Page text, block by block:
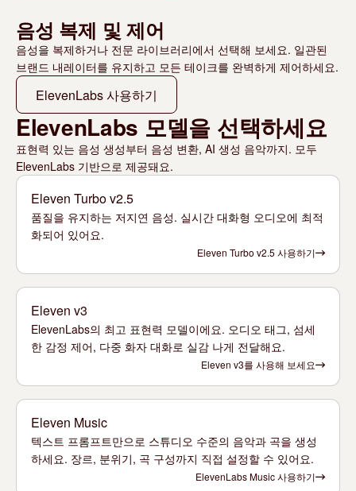
음성 복제 및 제어
음성을 복제하거나 전문 라이브러리에서 선택해 보세요. 일관된
브랜드 내레이터를 유지하고 모든 테이크를 완벽하게 제어하세요.
ElevenLabs 사용하기
ElevenLabs 모델을 선택하세요
표현력 있는 음성 생성부터 음성 변환, AI 생성 음악까지. 모두
ElevenLabs 기반으로 제공돼요.
Eleven Turbo v2.5
품질을 유지하는 저지연 음성. 실시간 대화형 오디오에 최적
화되어 있어요.
Eleven Turbo v2.5 사용하기
Eleven v3
ElevenLabs의 최고 표현력 모델이에요. 오디오 태그, 섬세
한 감정 제어, 다중 화자 대화로 실감 나게 전달해요.
Eleven v3를 사용해 보세요
Eleven Music
텍스트 프롬프트만으로 스튜디오 수준의 음악과 곡을 생성
하세요. 장르, 분위기, 곡 구성까지 직접 설정할 수 있어요.
ElevenLabs Music 사용하기